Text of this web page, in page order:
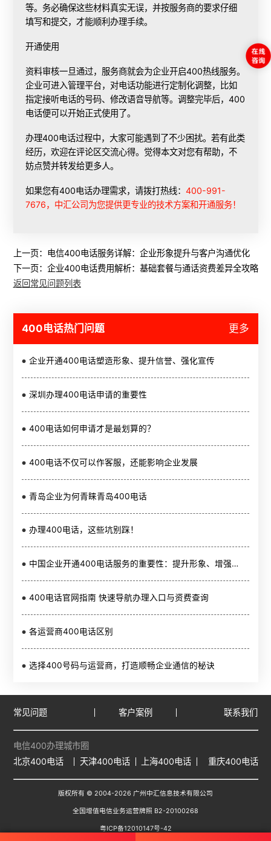
等。务必确保这些材料真实无误，并按服务商的要求仔细
填写和提交，才能顺利办理手续。
开通使用
资料审核一旦通过，服务商就会为企业开启400热线服务。
企业可进入管理平台，对电话功能进行定制化调整，比如
指定接听电话的号码、修改语音导航等。调整完毕后，400
电话便可以开始正式使用了。
办理400电话过程中，大家可能遇到了不少困扰。若有此类
经历，欢迎在评论区交流心得。觉得本文对您有帮助，不
妨点赞并转发给更多人。
如果您有400电话办理需求，请拨打热线：400-991-
7676，中汇公司为您提供更专业的技术方案和开通服务！
上一页： 电信400电话服务详解：企业形象提升与客户沟通优化
下一页： 企业400电话费用解析：基础套餐与通话资费差异全攻略
返回常见问题列表
400电话热门问题 更多
企业开通400电话塑造形象、提升信誉、强化宣传
深圳办理400电话申请的重要性
400电话如何申请才是最划算的？
400电话不仅可以作客服，还能影响企业发展
青岛企业为何青睐青岛400电话
办理400电话，这些坑别踩！
中国企业开通400电话服务的重要性：提升形象、增强竞争力与赢得客户认可的关键举措
400电话官网指南 快速导航办理入口与资费查询
各运营商400电话区别
选择400号码与运营商，打造顺畅企业通信的秘诀
常见问题 客户案例 联系我们
电信400办理城市圈
北京400电话
天津400电话 上海400电话 重庆400电话
版权所有 © 2004-2026 广州中汇信息技术有限公司
全国增值电信业务运营牌照 B2-20100268
粤ICP备12010147号-42